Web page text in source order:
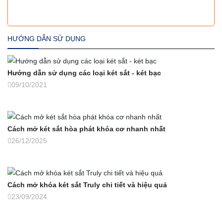
HƯỚNG DẪN SỬ DỤNG
Hướng dẫn sử dụng các loại két sắt - két bạc
09/10/2021
Cách mở két sắt hòa phát khóa cơ nhanh nhất
26/12/2025
Cách mở khóa két sắt Truly chi tiết và hiệu quả
23/09/2024